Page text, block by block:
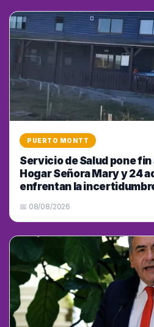
PUERTO MONTT
Servicio de Salud pone fin
Hogar Señora Mary y 24
enfrentan la
📅 08/08/2026